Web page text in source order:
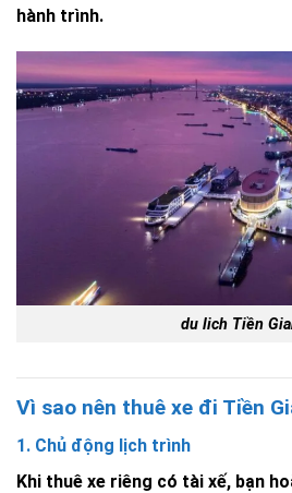
hành trình.
du lich Tiền
Vì sao nên thuê xe đi Tiền
1. Chủ động lịch trình
Khi thuê xe riêng có tài xế, bạn